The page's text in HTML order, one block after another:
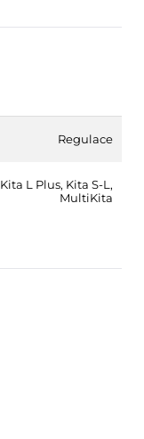
Regulace
Kita L Plus, Kita S-L ,
MultiKita